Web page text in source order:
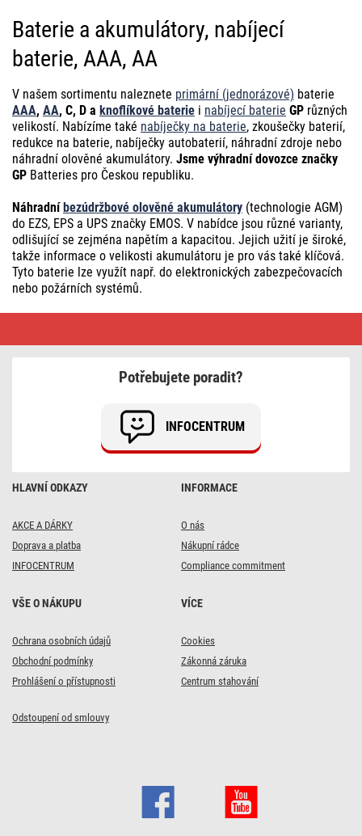
Baterie a akumulátory, nabíjecí
baterie, AAA, AA
V našem sortimentu naleznete primární (jednorázové) baterie
AAA, AA, C, D a knoflíkové baterie i nabíjecí baterie GP různých
velikostí. Nabízíme také nabíječky na baterie, zkoušečky baterií,
redukce na baterie, nabíječky autobaterií, náhradní zdroje nebo
náhradní olověné akumulátory. Jsme výhradní dovozce značky
GP Batteries pro Českou republiku.
Náhradníbezúdržbové olověné akumulátory (technologie AGM)
do EZS, EPS a UPS značky EMOS. V nabídce jsou různé varianty,
odlišující se zejména napětím a kapacitou. Jejich užití je široké,
takže informace o velikosti akumulátoru je pro vás také klíčová.
Tyto baterie lze využít např. do elektronických zabezpečovacích
nebo požárních systémů.
HLAVNÍ ODKAZY
AKCE A DÁRKY
Doprava a platba
INFOCENTRUM
INFORMACE
O nás
Nákupní rádce
Compliance commitment
VŠE O NÁKUPU
Ochrana osobních údajů
Obchodní podmínky
Prohlášení o přístupnosti
VÍCE
Cookies
Zákonná záruka
Centrum stahování
Odstoupení od smlouvy
Potřebujete poradit?
INFOCENTRUM